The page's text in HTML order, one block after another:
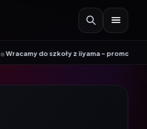
do szkoły z iiyama – promocja Back